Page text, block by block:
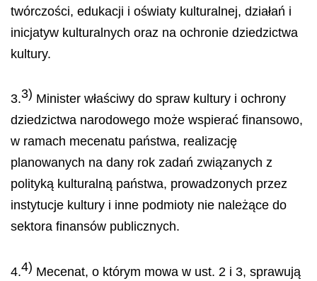
twórczości, edukacji i oświaty kulturalnej, działań i
inicjatyw kulturalnych oraz na ochronie dziedzictwa
kultury.
3.3) Minister właściwy do spraw kultury i ochrony
dziedzictwa narodowego może wspierać finansowo,
w ramach mecenatu państwa, realizację
planowanych na dany rok zadań związanych z
polityką kulturalną państwa, prowadzonych przez
instytucje kultury i inne podmioty nie należące do
sektora finansów publicznych.
4.4) Mecenat, o którym mowa w ust. 2 i 3, sprawują